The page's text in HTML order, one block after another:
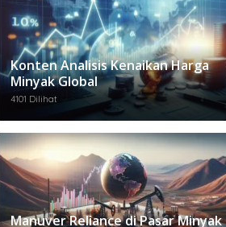
Konten Analisis Kenaikan Harga
Minyak Global
4101 Dilihat
Manuver Reliance di Pasar Minyak